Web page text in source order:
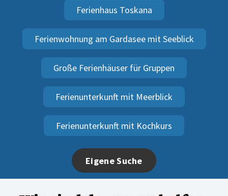
Ferienhaus Toskana
Ferienwohnung am Gardasee mit Seeblick
Große Ferienhäuser für Gruppen
Ferienunterkunft mit Meerblick
Ferienunterkunft mit Kochkurs
Eigene Suche